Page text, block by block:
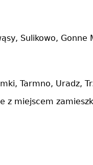
Sulikowo,
Tarmno, Uradz,
z miejscem